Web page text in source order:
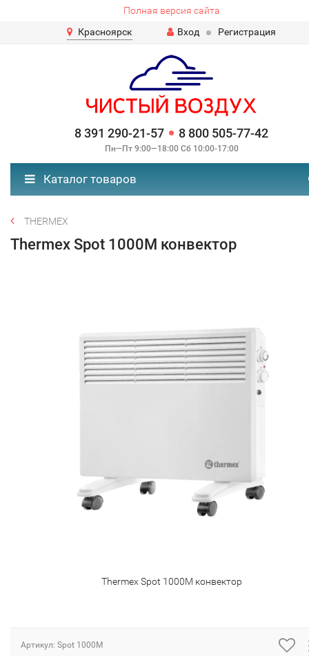
Полная версия сайта
Красноярск
Вход Регистрация
8 391 290-21-57 8 800 505-77-42
Пн—Пт 9:00—18:00 Сб 10:00-17:00
Каталог товаров
ТHERMEX
Тhermex Spot 1000M конвектор
Тhermex Spot 1000M конвектор
Артикул: Spot 1000M